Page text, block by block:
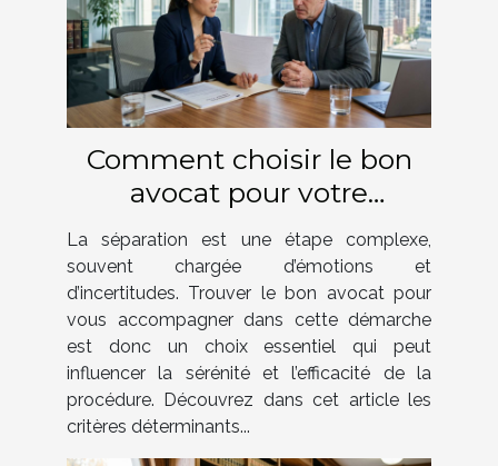
Comment choisir le bon
avocat pour votre
procédure de séparation ?
La séparation est une étape complexe,
souvent chargée d’émotions et
d’incertitudes. Trouver le bon avocat pour
vous accompagner dans cette démarche
est donc un choix essentiel qui peut
influencer la sérénité et l’efficacité de la
procédure. Découvrez dans cet article les
critères déterminants...